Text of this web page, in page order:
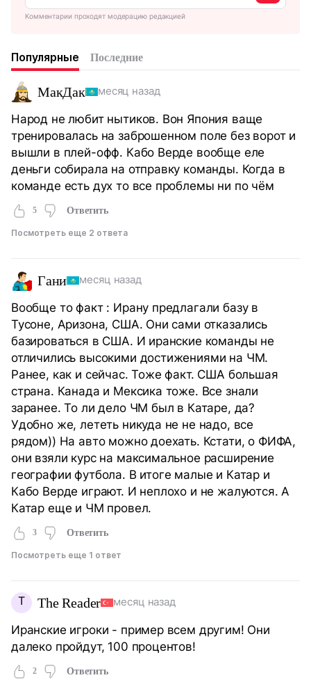
Комментарии проходят модерацию редакцией
Популярные Последние
МакДак месяц назад
Народ не любит нытиков. Вон Япония ваще
тренировалась на заброшенном поле без ворот и
вышли в плей-офф. Кабо Верде вообще еле
деньги собирала на отправку команды. Когда в
команде есть дух то все проблемы ни по чём
5 Ответить
Посмотреть еще 2 ответа
Гани месяц назад
Вообще то факт : Ирану предлагали базу в
Тусоне, Аризона, США. Они сами отказались
базироваться в США. И иранские команды не
отличились высокими достижениями на ЧМ.
Ранее, как и сейчас. Тоже факт. США большая
страна. Канада и Мексика тоже. Все знали
заранее. То ли дело ЧМ был в Катаре, да?
Удобно же, лететь никуда не не надо, все
рядом)) На авто можно доехать. Кстати, о ФИФА,
они взяли курс на максимальное расширение
географии футбола. В итоге малые и Катар и
Кабо Верде играют. И неплохо и не жалуются. А
Катар еще и ЧМ провел.
3 Ответить
Посмотреть еще 1 ответ
T The Reader месяц назад
Иранские игроки - пример всем другим! Они
далеко пройдут, 100 процентов!
2 Ответить